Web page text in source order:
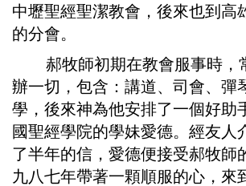
中壢聖經聖潔教會，後來也到高
的分會。
郝牧師初期在教會服事時，
辦一切，包含：講道、司會、彈
學，後來神為他安排了一個好助
國聖經學院的學妹愛德。經友人
了半年的信，愛德便接受郝牧師
九八七年帶著一顆順服的心，來